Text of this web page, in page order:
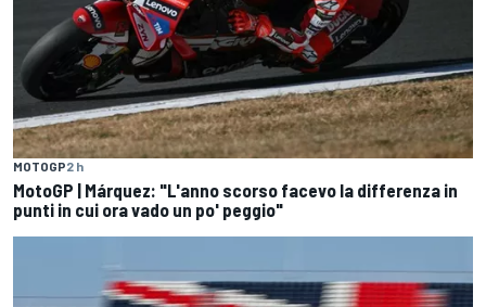
MOTOGP2 h
MotoGP | Márquez: "L'anno scorso facevo la differenza in
punti in cui ora vado un po' peggio"